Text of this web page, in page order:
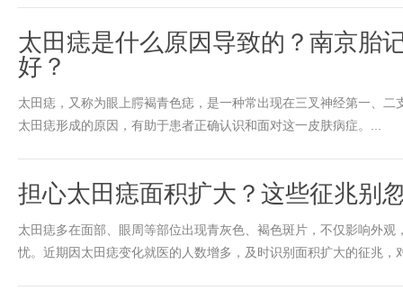
太田痣是什么原因导致的？南京胎
好？
太田痣，又称为眼上腭褐青色痣，是一种常出现在三叉神经第一、二
太田痣形成的原因，有助于患者正确认识和面对这一皮肤病症。...
担心太田痣面积扩大？这些征兆别
太田痣多在面部、眼周等部位出现青灰色、褐色斑片，不仅影响外观
忧。近期因太田痣变化就医的人数增多，及时识别面积扩大的征兆，